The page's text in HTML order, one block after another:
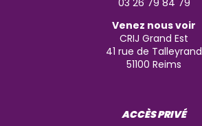
Venez nous voir
CRIJ Grand Est
41 rue de Talleyrand
51100 Reims
ACCÈS PRIVÉ